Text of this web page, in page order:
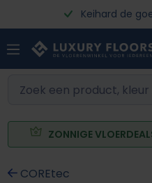
Ga naar de hoofdinhoud
Keihard de
ZONNIGE
COREtec